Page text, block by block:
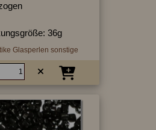
36g
Glasperlen sonstige